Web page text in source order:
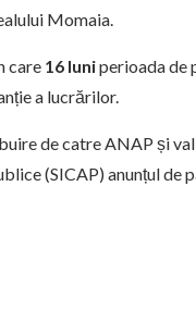
Momaia.
care 16 luniperioada de
a lucrărilor.
de catre ANAP și
(SICAP) anunțul de